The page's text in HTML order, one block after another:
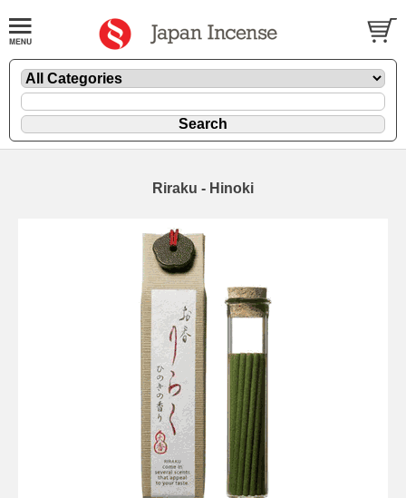
Riraku - Hinoki